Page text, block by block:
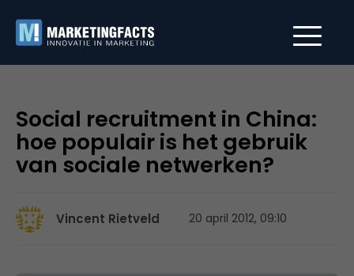
Social recruitment in China:
hoe populair is het gebruik
van sociale netwerken?
Vincent Rietveld 20 april 2012, 09:10